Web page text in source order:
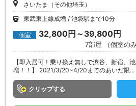
さいたま（その他埼玉）
東武東上線成増
池袋駅まで10分
個室 32,800円～39,800円
7部屋 （個室のみ
【即入居可！乗り換え無しで渋谷、新宿、
増！！】 2021/3/20~4/20までのあいだ限…
クリップ